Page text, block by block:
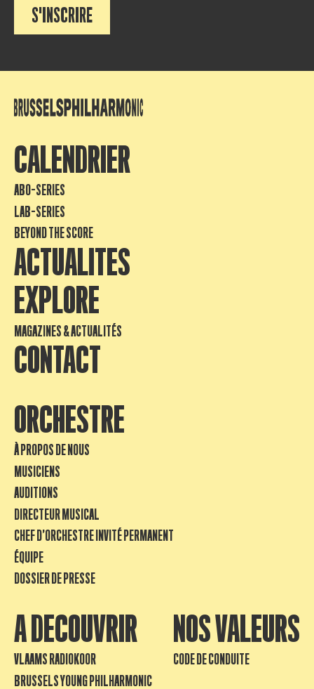
S'INSCRIRE
CALENDRIER
ABO-SERIES
LAB-SERIES
BEYOND THE SCORE
ACTUALITES
EXPLORE
MAGAZINES & ACTUALITÉS
CONTACT
ORCHESTRE
À PROPOS DE NOUS
MUSICIENS
AUDITIONS
DIRECTEUR MUSICAL
CHEF D’ORCHESTRE INVITÉ PERMANENT
ÉQUIPE
DOSSIER DE PRESSE
A DECOUVRIR
VLAAMS RADIOKOOR
BRUSSELS YOUNG PHILHARMONIC
NOS VALEURS
CODE DE CONDUITE